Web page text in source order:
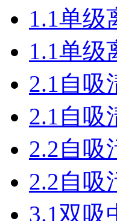
1.1单级
1.1单级
2.1自吸
2.1自吸
2.2自吸
2.2自吸
3.1双吸